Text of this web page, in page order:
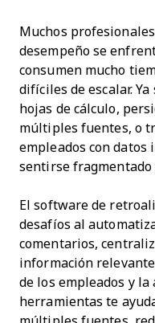
Muchos
desempeño se
consumen mucho
difíciles de escalar.
hojas de cálculo,
múltiples fuentes, o
empleados con datos
sentirse
El software de
desafíos al
comentarios,
información
de los empleados y la
herramientas te